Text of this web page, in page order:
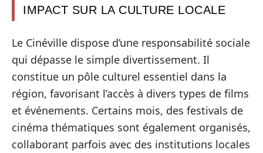
IMPACT SUR LA CULTURE LOCALE
Le Cinéville dispose d’une responsabilité sociale
qui dépasse le simple divertissement. Il
constitue un pôle culturel essentiel dans la
région, favorisant l’accès à divers types de films
et événements. Certains mois, des festivals de
cinéma thématiques sont également organisés,
collaborant parfois avec des institutions locales